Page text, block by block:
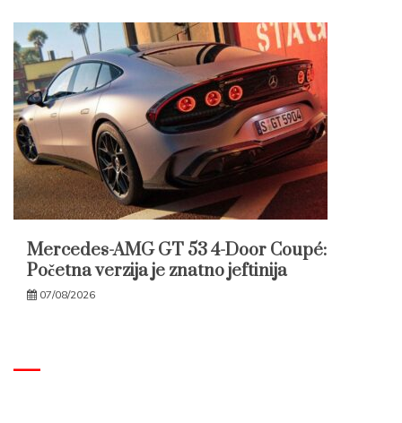
Mercedes-AMG GT 53 4-Door Coupé:
Početna verzija je znatno jeftinija
07/08/2026